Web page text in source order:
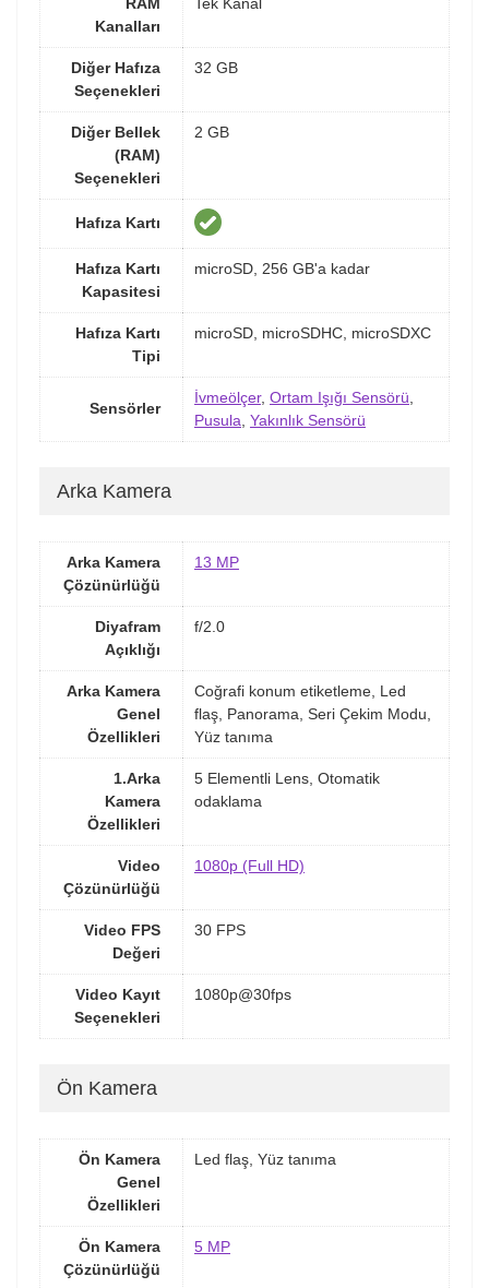
Kanalları
Diğer Hafıza
Seçenekleri
32 GB
Diğer Bellek
(RAM)
Seçenekleri
2 GB
Hafıza Kartı
Hafıza Kartı
Kapasitesi
microSD, 256 GB'a kadar
Hafıza Kartı
Tipi
microSD, microSDHC, microSDXC
Sensörler
İvmeölçer, Ortam Işığı Sensörü
Pusula Yakınlık Sensörü
Arka Kamera
Arka Kamera
Çözünürlüğü
13 MP
Diyafram
Açıklığı
f/2.0
Arka Kamera
Genel
Özellikleri
Coğrafi konum etiketleme, Led
flaş, Panorama, Seri Çekim Modu,
Yüz tanıma
1.Arka
Kamera
Özellikleri
5 Elementli Lens, Otomatik
odaklama
Video
Çözünürlüğü
1080p (Full HD)
Video FPS
Değeri
30 FPS
Video Kayıt
Seçenekleri
1080p@30fps
Ön Kamera
Ön Kamera
Genel
Özellikleri
Led flaş, Yüz tanıma
Ön Kamera
Çözünürlüğü
5 MP